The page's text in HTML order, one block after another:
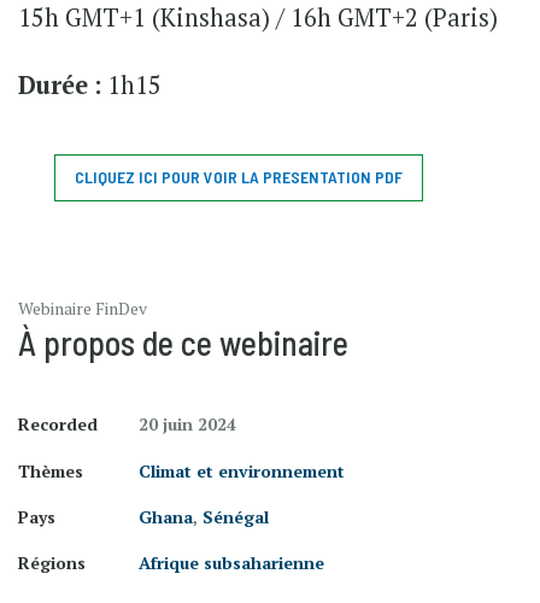
15h GMT+1 (Kinshasa) / 16h GMT+2 (Paris)
Durée : 1h15
CLIQUEZ ICI POUR VOIR LA PRESENTATION PDF
Webinaire FinDev
À propos de ce webinaire
Recorded 20 juin 2024
Thèmes
Climat et environnement
Pays
Ghana, Sénégal
Régions
Afrique subsaharienne